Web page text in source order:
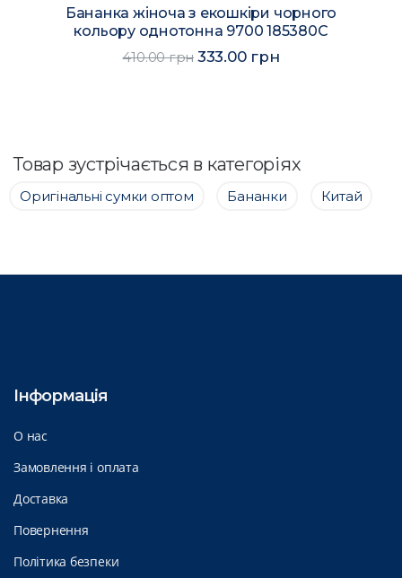
Бананка жіноча з екошкіри чорного
кольору однотонна 9700 185380C
410.00 грн 333.00 грн
Товар зустрічається в категоріях
Оригінальні сумки оптом Бананки Китай
Інформація
О нас
Замовлення і оплата
Доставка
Повернення
Політика безпеки